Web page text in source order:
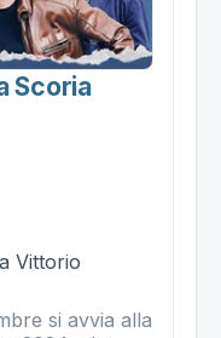
Scoria
Vittorio
si avvia alla